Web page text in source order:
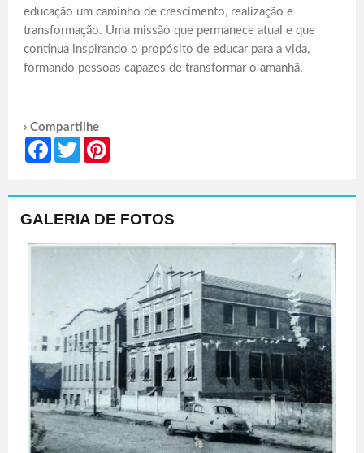
educação um caminho de crescimento, realização e
transformação. Uma missão que permanece atual e que
continua inspirando o propósito de educar para a vida,
formando pessoas capazes de transformar o amanhã.
› Compartilhe
Facebook
Twitter
GALERIA DE FOTOS